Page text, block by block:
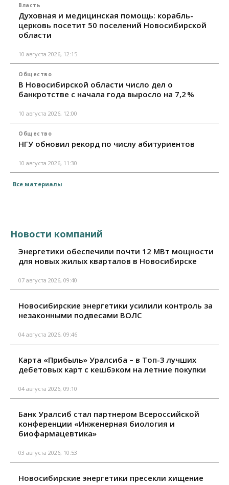
Власть
Духовная и медицинская помощь: корабль-
церковь посетит 50 поселений Новосибирской
области
10 августа 2026, 12:15
Общество
В Новосибирской области число дел о
банкротстве с начала года выросло на 7,2 %
10 августа 2026, 12:00
Общество
НГУ обновил рекорд по числу абитуриентов
10 августа 2026, 11:30
Все материалы
Новости компаний
Энергетики обеспечили почти 12 МВт мощности
для новых жилых кварталов в Новосибирске
07 августа 2026, 09:40
Новосибирские энергетики усилили контроль за
незаконными подвесами ВОЛС
04 августа 2026, 09:46
Карта «Прибыль» Уралсиба – в Топ-3 лучших
дебетовых карт с кешбэком на летние покупки
04 августа 2026, 09:10
Банк Уралсиб стал партнером Всероссийской
конференции «Инженерная биология и
биофармацевтика»
03 августа 2026, 10:53
Новосибирские энергетики пресекли хищение